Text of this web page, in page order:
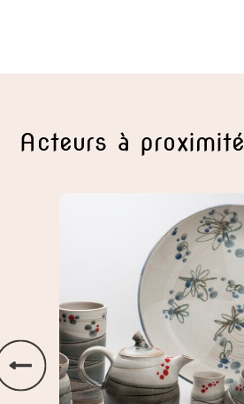
Acteurs à proximité